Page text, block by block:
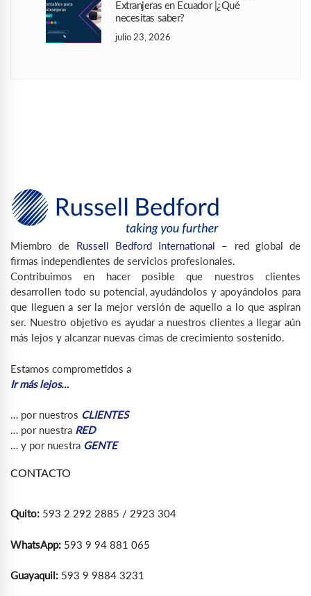
Extranjeras en Ecuador |¿Qué
necesitas saber?
julio 23, 2026
Miembro de Russell Bedford International – red global de
firmas independientes de servicios profesionales.
Contribuimos en hacer posible que nuestros clientes
desarrollen todo su potencial, ayudándolos y apoyándolos para
que lleguen a ser la mejor versión de aquello a lo que aspiran
ser. Nuestro objetivo es ayudar a nuestros clientes a llegar aún
más lejos y alcanzar nuevas cimas de crecimiento sostenido.
Estamos comprometidos a
Ir más lejos…
… por nuestros CLIENTES
… por nuestra RED
… y por nuestra GENTE
CONTACTO
Quito: 593 2 292 2885 / 2923 304
WhatsApp: 593 9 94 881 065
Guayaquil: 593 9 9884 3231